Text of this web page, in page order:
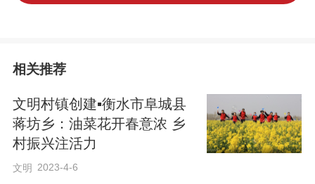
中，拍照打卡，尽情享受春日的美好时
到了放松。”专程从城里赶来的游客王女士
笑着说，“没想到咱乡间还藏着这样的宝藏
花田，以后小长假在家门口就可以享受到
别样的旅游。”
相关推荐
文明村镇创建▪衡水市阜城县
蒋坊乡：油菜花开春意浓 乡
村振兴注活力
文明 2023-4-6